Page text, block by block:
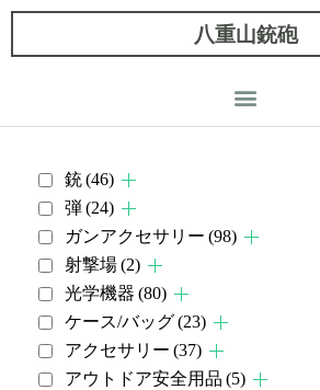
八重山銃砲
銃(46)
弾(24)
ガンアクセサリー (98)
射撃場(2)
光学機器 (80)
ケース/バッグ(23)
アクセサリー (37)
アウトドア安全用品 (5)